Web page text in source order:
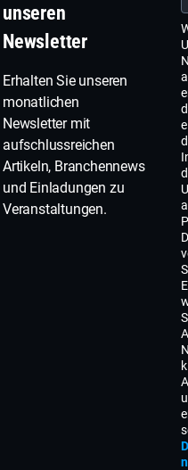
unseren
Newsletter
Erhalten Sie unseren
monatlichen
Newsletter mit
aufschlussreichen
Artikeln, Branchennews
und Einladungen zu
Veranstaltungen.